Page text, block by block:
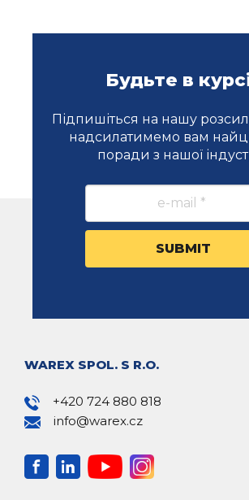
Будьте в
Підпишіться на нашу
надсилатимемо вам
поради з нашої
WAREX SPOL. S R.O.
+420 724 880 818
info@warex.cz